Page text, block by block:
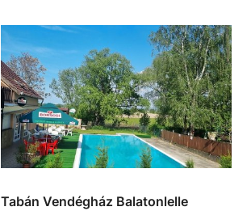
Tabán Vendégház Balatonlelle